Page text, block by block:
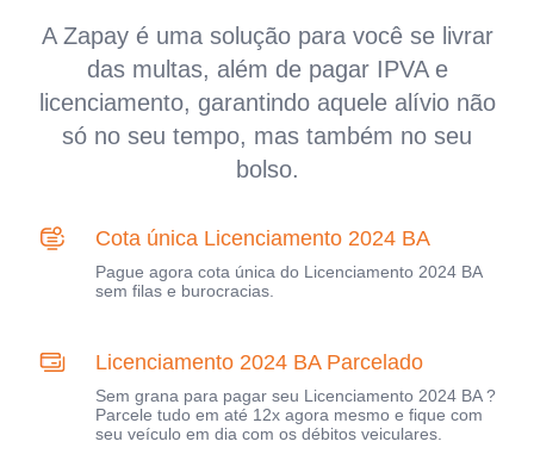
A Zapay é uma solução para você se livrar
das multas, além de pagar IPVA e
licenciamento, garantindo aquele alívio não
só no seu tempo, mas também no seu
bolso.
Cota única Licenciamento 2024 BA
Pague agora cota única do Licenciamento 2024 BA
sem filas e burocracias.
Licenciamento 2024 BA Parcelado
Sem grana para pagar seu Licenciamento 2024 BA ?
Parcele tudo em até 12x agora mesmo e fique com
seu veículo em dia com os débitos veiculares.